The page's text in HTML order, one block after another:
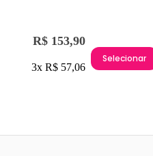
R$ 153,90
3x R$ 57,06
Selecionar